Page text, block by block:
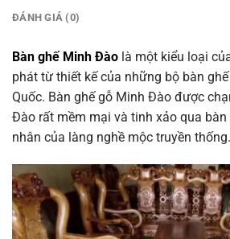
ĐÁNH GIÁ (0)
Bàn ghế Minh Đào là một kiểu loại
phát từ thiết kế của những bộ bàn
Quốc. Bàn ghế gỗ Minh Đào được
Đào rất mềm mại và tinh xảo qua
nhân của làng nghề mộc truyền thống.